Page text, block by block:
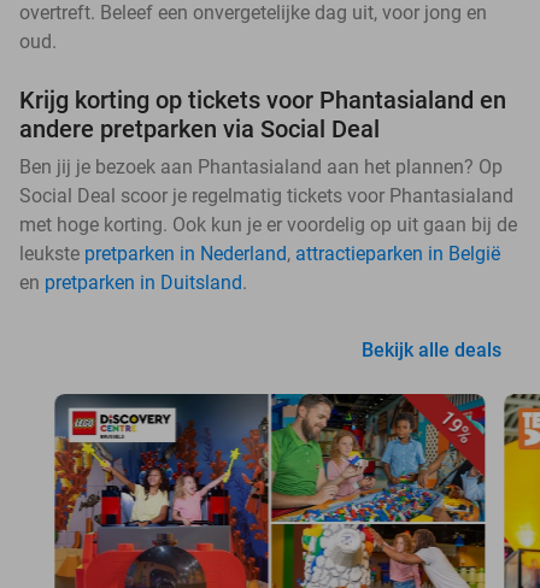
overtreft. Beleef een onvergetelijke dag uit, voor jong en
oud.
Krijg korting op tickets voor Phantasialand en
andere pretparken via Social Deal
Ben jij je bezoek aan Phantasialand aan het plannen? Op
Social Deal scoor je regelmatig tickets voor Phantasialand
met hoge korting. Ook kun je er voordelig op uit gaan bij de
leukste pretparken in Nederland, attractieparken in België
en pretparken in Duitsland.
Bekijk alle deals
19%